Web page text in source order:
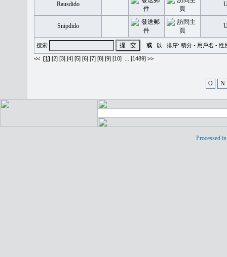
Rausdido
Snipdido
搜索 或 以...排序: 積分 - 用戶名 -性
<< [1] [2] [3] [4] [5] [6] [7] [8] [9] [10] [1489] >>
O N
Processed